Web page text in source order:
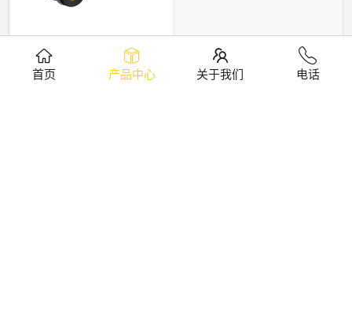
M8弯式针型成型插头
首页 产品中心 关于我们 电话